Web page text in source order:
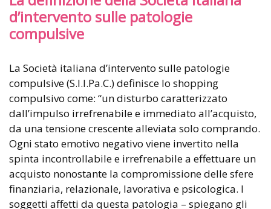
d’intervento sulle patologie
compulsive
La Società italiana d’intervento sulle patologie
compulsive (S.I.I.Pa.C.) definisce lo shopping
compulsivo come: “un disturbo caratterizzato
dall’impulso irrefrenabile e immediato all’acquisto,
da una tensione crescente alleviata solo comprando.
Ogni stato emotivo negativo viene invertito nella
spinta incontrollabile e irrefrenabile a effettuare un
acquisto nonostante la compromissione delle sfere
finanziaria, relazionale, lavorativa e psicologica. I
soggetti affetti da questa patologia – spiegano gli